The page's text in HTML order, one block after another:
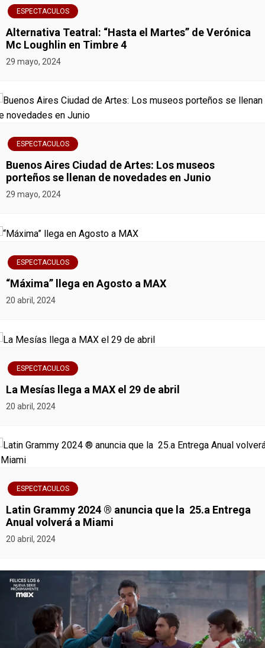
e
g
a
i
ó
n
d
e
n
t
r
a
d
a
s
ESPECTACULOS
Alternativa Teatral: “Hasta el Martes” de Verónica
Mc Loughlin en Timbre 4
29 mayo, 2024
ESPECTACULOS
Buenos Aires Ciudad de Artes: Los museos
porteños se llenan de novedades en Junio
29 mayo, 2024
ESPECTACULOS
“Máxima” llega en Agosto a MAX
20 abril, 2024
ESPECTACULOS
La Mesías llega a MAX el 29 de abril
20 abril, 2024
ESPECTACULOS
Latin Grammy 2024 ® anuncia que la 25.a Entrega
Anual volverá a Miami
20 abril, 2024